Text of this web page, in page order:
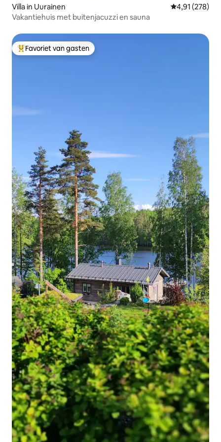
Villa in Uurainen Gemiddelde
4,91 (278)
Vakantiehuis met buitenjacuzzi en sauna
Topfavoriet van gasten
Favoriet van gasten